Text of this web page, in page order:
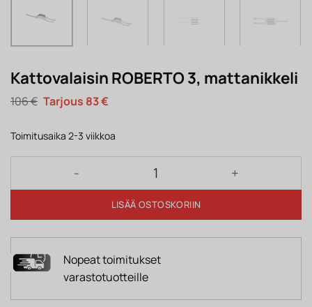
Kattovalaisin ROBERTO 3, mattanikkeli
106€ Alkuperäinen
hinta
106 €.
83€Nykyinen
83 €.
Toimitusaika 2-3 viikkoa
Kattovalaisin ROBERTO 3, mattanikkeli määrä
LISÄÄ OSTOSKORIIN
Nopeat toimitukset
varastotuotteille